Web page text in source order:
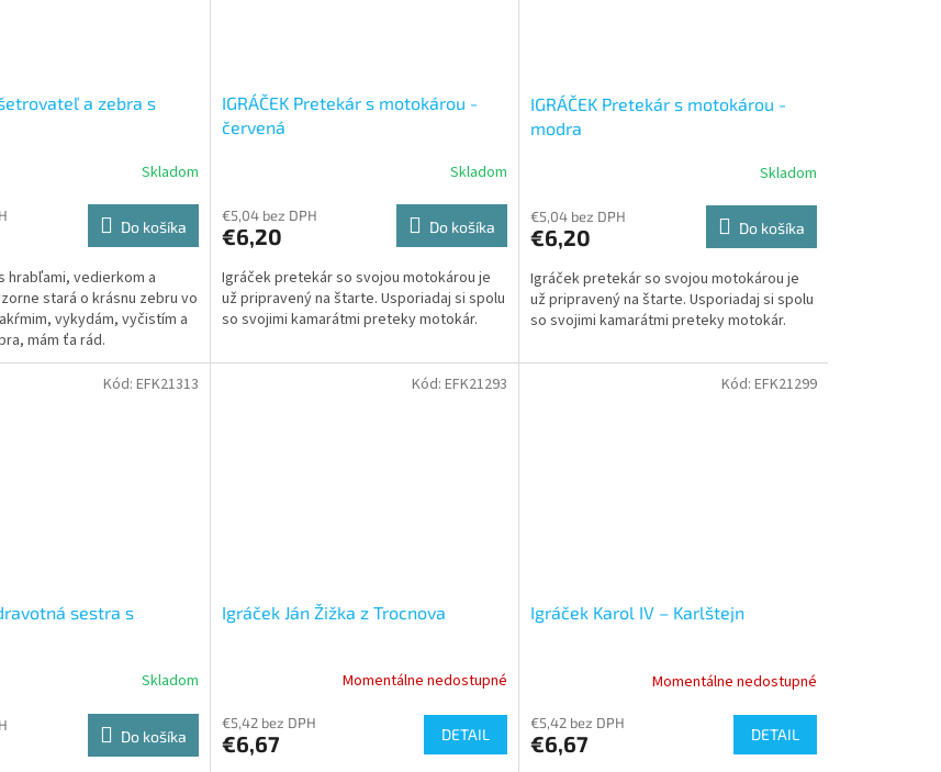
a zebra s
Skladom
Do košíka
hrabľami, vedierkom a
stará o krásnu zebru vo
vykydám, vyčistím a
mám ťa rád.
IGRÁČEK Pretekár s motokárou -
červená
Skladom
€5,04 bez DPH
€6,20 Do košíka
Igráček pretekár so svojou motokárou je
už pripravený na štarte. Usporiadaj si spolu
so svojimi kamarátmi preteky motokár.
IGRÁČEK Pretekár s motokárou -
modra
Skladom
€5,04 bez DPH
€6,20 Do košíka
Igráček pretekár so svojou motokárou je
už pripravený na štarte. Usporiadaj si spolu
so svojimi kamarátmi preteky motokár.
sestra s
Skladom
Do košíka
Kód: EFK21313
Igráček Ján Žižka z Trocnova
Momentálne nedostupné
€5,42 bez DPH
€6,67 DETAIL
Kód: EFK21293
Igráček Karol IV – Karlštejn
Momentálne nedostupné
€5,42 bez DPH
€6,67 DETAIL
Kód: EFK21299